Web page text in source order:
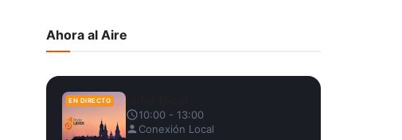
Ahora al Aire
EN DIRECTO
10:00 - 13:00
Conexión Local